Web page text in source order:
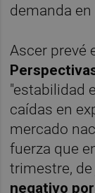
demanda en
Ascer prevé
"estabilidad
caídas en
mercado
fuerza que
trimestre, de
negativo